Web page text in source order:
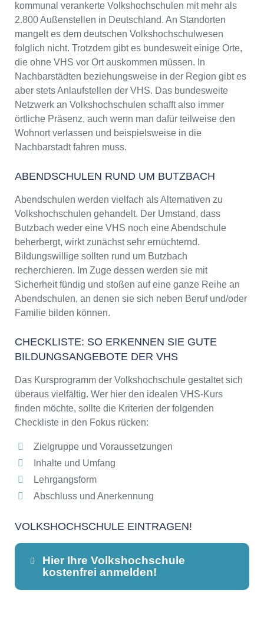
kommunal verankerte Volkshochschulen mit mehr als
2.800 Außenstellen in Deutschland. An Standorten
mangelt es dem deutschen Volkshochschulwesen
folglich nicht. Trotzdem gibt es bundesweit einige Orte,
die ohne VHS vor Ort auskommen müssen. In
Nachbarstädten beziehungsweise in der Region gibt es
aber stets Anlaufstellen der VHS. Das bundesweite
Netzwerk an Volkshochschulen schafft also immer
örtliche Präsenz, auch wenn man dafür teilweise den
Wohnort verlassen und beispielsweise in die
Nachbarstadt fahren muss.
ABENDSCHULEN RUND UM BUTZBACH
Abendschulen werden vielfach als Alternativen zu
Volkshochschulen gehandelt. Der Umstand, dass
Butzbach weder eine VHS noch eine Abendschule
beherbergt, wirkt zunächst sehr ernüchternd.
Bildungswillige sollten rund um Butzbach
recherchieren. Im Zuge dessen werden sie mit
Sicherheit fündig und stoßen auf eine ganze Reihe an
Abendschulen, an denen sie sich neben Beruf und/oder
Familie bilden können.
CHECKLISTE: SO ERKENNEN SIE GUTE
BILDUNGSANGEBOTE DER VHS
Das Kursprogramm der Volkshochschule gestaltet sich
überaus vielfältig. Wer hier den idealen VHS-Kurs
finden möchte, sollte die Kriterien der folgenden
Checkliste in den Fokus rücken:
Zielgruppe und Voraussetzungen
Inhalte und Umfang
Lehrgangsform
Abschluss und Anerkennung
VOLKSHOCHSCHULE EINTRAGEN!
Hier Ihre Volkshochschule
kostenfrei anmelden!